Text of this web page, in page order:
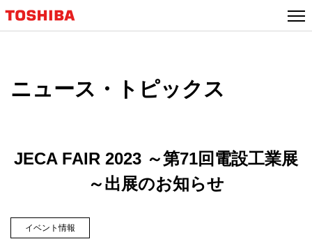
ニュース・トピックス
JECA FAIR 2023 ～第71回電設工業展
～出展のお知らせ
イベント情報